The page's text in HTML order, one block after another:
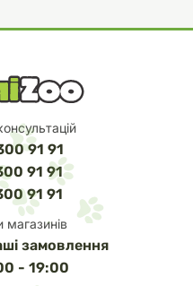
91 91
91 91
91 91
магазинів
замовлення
- 19:00